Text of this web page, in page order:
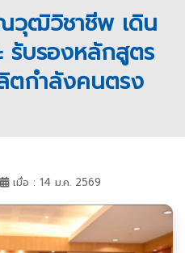
วุฒิวิชาชีพ เดิน
รับรองหลักสูตร
ตกำลังคนตรง
เมื่อ : 14 ม.ค. 2569